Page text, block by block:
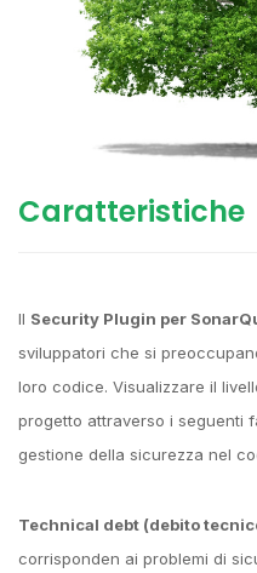
Caratteristiche
Il Security Plugin per
sviluppatori che si
loro codice. Visualizzare il
progetto attraverso i seguenti
gestione della sicurezza nel
Technical debt (debito
corrisponden ai problemi di